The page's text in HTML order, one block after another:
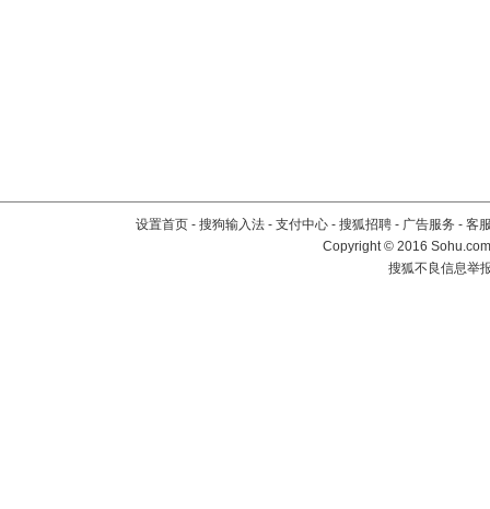
设置首页 - 搜狗输入法 - 支付中心 - 搜狐招聘 - 广告服务 - 客
Copyright©2016
搜狐不良信息举